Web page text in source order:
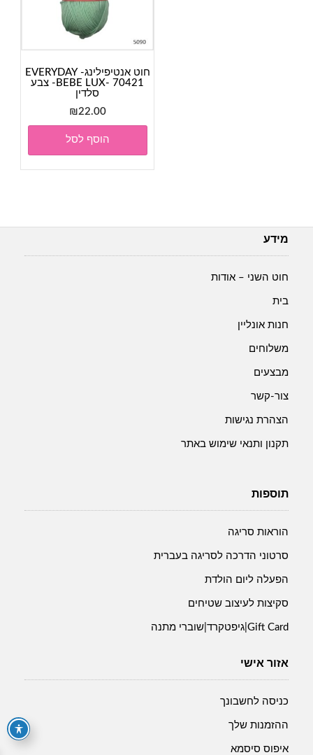
חוט אנטיפילינג- EVERYDAY
BEBE LUX- 70421- צבע
סלדין
₪22.00
הוסף לסל
מידע
חוט השני – אודות
בית
חנות אונליין
משלוחים
מבצעים
צור-קשר
הצהרת נגישות
תקנון ותנאי שימוש באתר
תוספות
הוראות סריגה
סרטוני הדרכה לסריגה בעברית
הפעלה ליום הולדת
סקיצות לעיצוב שטיחים
Gift Card|גיפטקרד|שוברי מתנה
אזור אישי
כניסה לחשבונך
ההזמנות שלך
איפוס סיסמא